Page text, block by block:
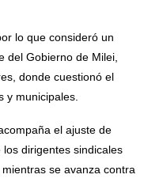
lo que consideró un
del Gobierno de Milei,
donde cuestionó el
y municipales.
el ajuste de
dirigentes sindicales
se avanza contra